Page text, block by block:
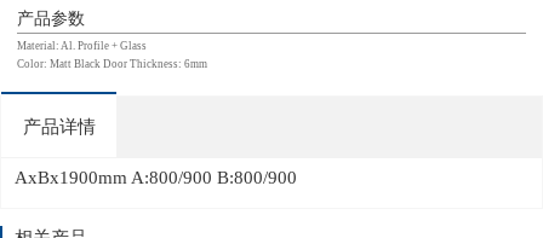
产品参数
Material: Al. Profile + Glass
Color: Matt Black Door Thickness: 6mm
产品详情
AxBx1900mm A:800/900 B:800/900